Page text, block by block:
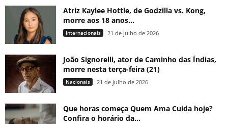
Atriz Kaylee Hottle, de Godzilla vs. Kong,
morre aos 18 anos...
Internacionais 21 de julho de 2026
João Signorelli, ator de Caminho das Índias,
morre nesta terça-feira (21)
Nacionais 21 de julho de 2026
Que horas começa Quem Ama Cuida hoje?
Confira o horário da...